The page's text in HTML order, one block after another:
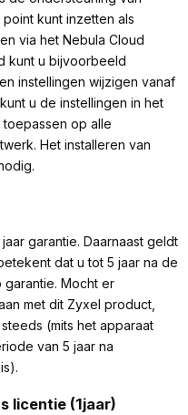
kunt inzetten als
via het Nebula Cloud
kunt u bijvoorbeeld
instellingen wijzigen vanaf
u de instellingen in het
toepassen op alle
Het installeren van
garantie. Daarnaast geldt
dat u tot 5 jaar na de
Mocht er
met dit Zyxel product,
(mits het apparaat
van 5 jaar na
licentie (1jaar)